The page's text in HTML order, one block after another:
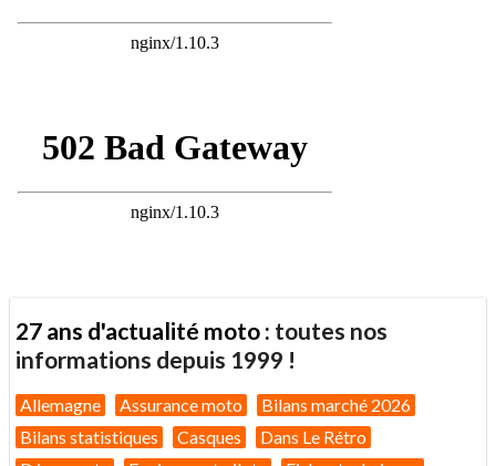
27 ans d'actualité moto : toutes nos
informations depuis 1999 !
Allemagne Assurance moto
Bilans marché 2026
Bilans statistiques
Casques
Dans Le Rétro